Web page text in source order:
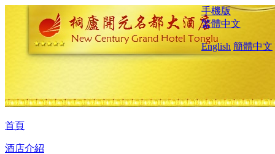
手機版
繁體中文
English 簡體中文
首頁
酒店介紹